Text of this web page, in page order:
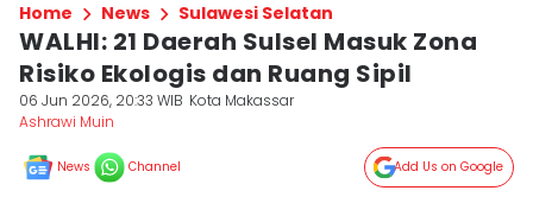
Home News Sulawesi Selatan
WALHI: 21 Daerah Sulsel Masuk Zona
Risiko Ekologis dan Ruang Sipil
06 Jun 2026, 20:33 WIB Kota Makassar
Ashrawi Muin
News Channel Add Us on Google